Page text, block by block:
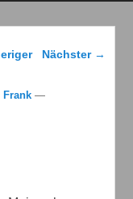
Nächster →
Frank —